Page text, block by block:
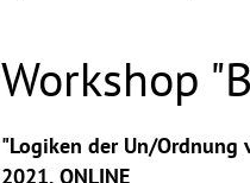
Workshop
Workshop
"Logiken der Un/Ordnung
2021, ONLINE